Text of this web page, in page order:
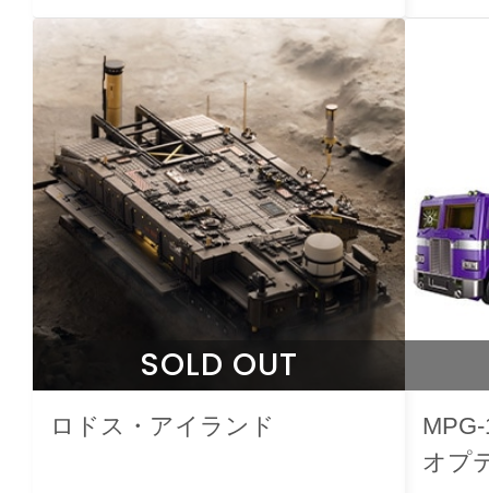
SOLD OUT
ロドス・アイランド
オプ